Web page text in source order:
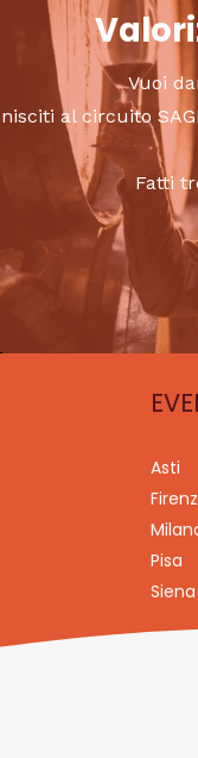
Vuoi
al circuito
Fatti
Asti
Pisa
Siena